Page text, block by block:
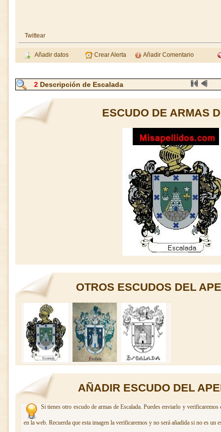
Twittear
Añadir datos Crear Alerta Añadir Comentario
2 Descripción de Escalada
ESCUDO DE ARMAS
OTROS ESCUDOS DEL
AÑADIR ESCUDO DEL
Si tienes otro escudo de armas de Escalada. Puedes enviarlo y
en la web. Recuerda que esta imagen la verificaremos y no será añadida si no es un